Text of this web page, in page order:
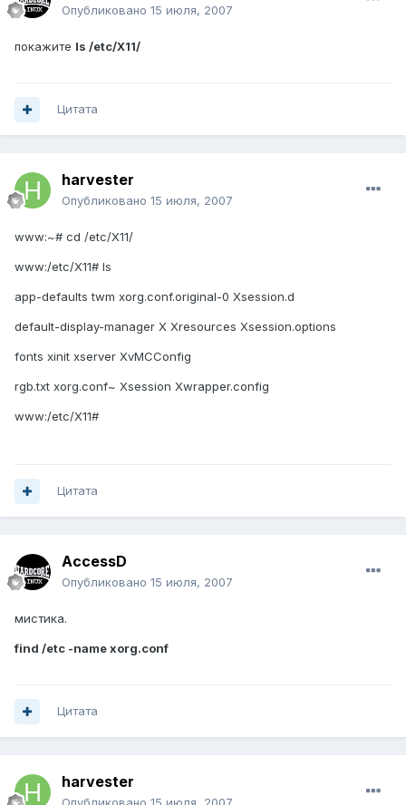
Опубликовано 15 июля, 2007
покажите ls /etc/X11/
Цитата
harvester
Опубликовано 15 июля, 2007
www:~# cd /etc/X11/
www:/etc/X11# ls
app-defaults twm xorg.conf.original-0 Xsession.d
default-display-manager X Xresources Xsession.options
fonts xinit xserver XvMCConfig
rgb.txt xorg.conf~ Xsession Xwrapper.config
www:/etc/X11#
Цитата
AccessD
Опубликовано 15 июля, 2007
мистика.
find /etc -name xorg.conf
Цитата
harvester